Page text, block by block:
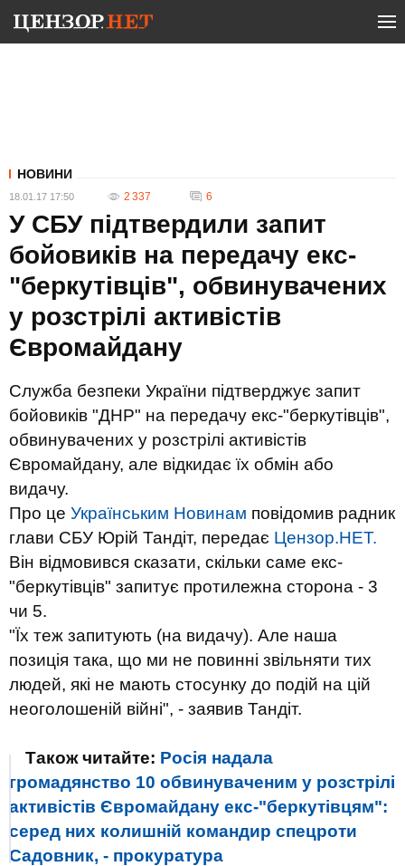
НОВИНИ
18.01.17 17:50 2 337 6
У СБУ підтвердили запит
бойовиків на передачу екс-
"беркутівців", обвинувачених
у розстрілі активістів
Євромайдану
Служба безпеки України підтверджує запит
бойовиків "ДНР" на передачу екс-"беркутівців",
обвинувачених у розстрілі активістів
Євромайдану, але відкидає їх обмін або
видачу.
Про це Українським Новинам повідомив радник
глави СБУ Юрій Тандіт, передає Цензор.НЕТ.
Він відмовився сказати, скільки саме екс-
"беркутівців" запитує протилежна сторона - 3
чи 5.
"Їх теж запитують (на видачу). Але наша
позиція така, що ми не повинні звільняти тих
людей, які не мають стосунку до подій на цій
неоголошеній війні", - заявив Тандіт.
Також читайте: Росія надала
громадянство 10 обвинуваченим у розстрілі
активістів Євромайдану екс-"беркутівцям":
серед них колишній командир спецроти
Садовник, - прокуратура